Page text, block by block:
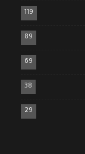
119
89
69
38
29